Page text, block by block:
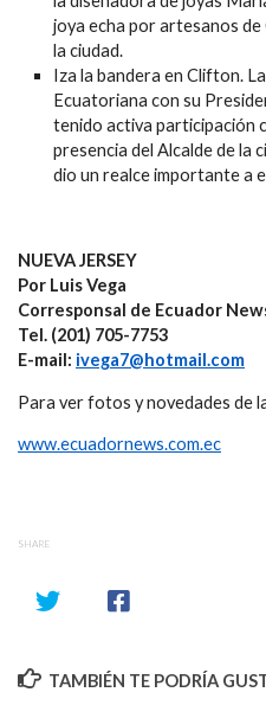
joya echa por artesanos de
la ciudad.
Iza la bandera en Clifton.
Ecuatoriana con su
tenido activa participación
presencia del Alcalde de la
dio un realce importante a
NUEVA JERSEY
Por Luis Vega
Corresponsal de Ecuador
Tel. (201) 705-7753
E-mail: ivega7@hotmail.com
Para ver fotos y novedades de
www.ecuadornews.com.ec
SHARE
TAMBIÉN TE PODRÍA